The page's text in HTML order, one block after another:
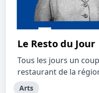
Le Resto du Jour
Tous les jours un
restaurant de la
Arts